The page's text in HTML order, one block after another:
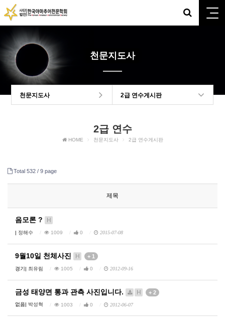
천문지도사
천문지도사 2급 연수게시판
2급 연수
HOME 천문지도사 2급 연수게시판
Total 532 / 9 page
제목
음모론 ? H
| 정해수 1009 0 2015-07-08
9월10일 천체사진 H + 1
경기| 최유림 1005 0 2012-09-16
금성 태양면 통과 관측 사진입니다. H + 2
없음| 박성혁 1003 0 2012-06-07